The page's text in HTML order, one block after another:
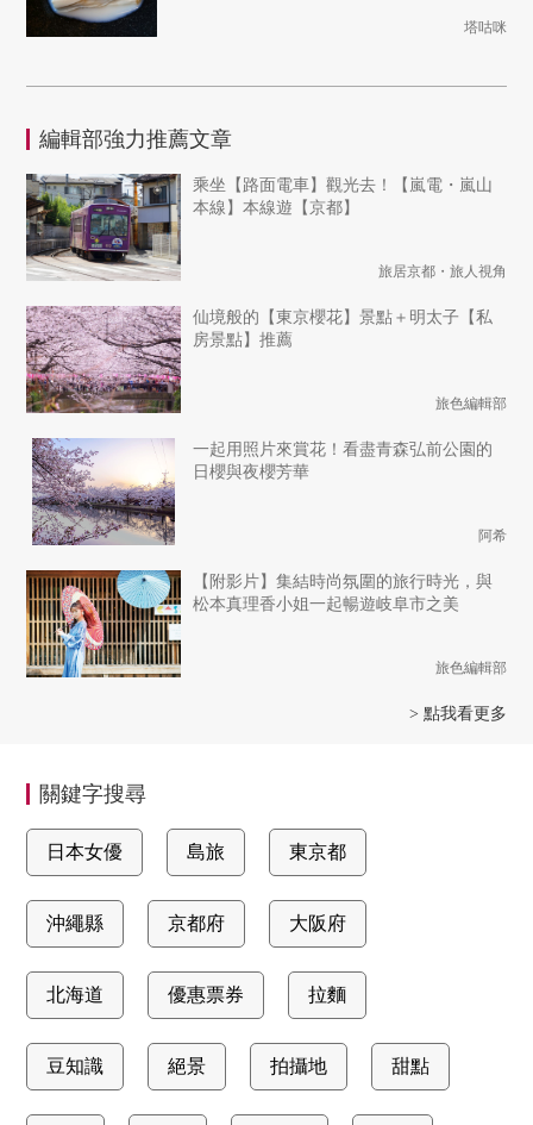
塔咕咪
編輯部強力推薦文章
乘坐【路面電車】觀光去！【嵐電・嵐山
本線】本線遊【京都】
旅居京都・旅人視角
仙境般的【東京櫻花】景點＋明太子【私
房景點】推薦
旅色編輯部
一起用照片來賞花！看盡青森弘前公園的
日櫻與夜櫻芳華
阿希
【附影片】集結時尚氛圍的旅行時光，與
松本真理香小姐一起暢遊岐阜市之美
旅色編輯部
> 點我看更多
關鍵字搜尋
日本女優 島旅 東京都
沖繩縣 京都府 大阪府
北海道 優惠票券 拉麵
豆知識 絕景 拍攝地 甜點